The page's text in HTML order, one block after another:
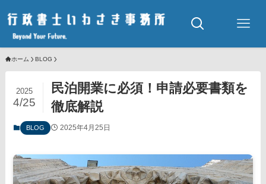
ホーム BLOG
民泊開業に必須！申請必要書類を
徹底解説
2025
4/25
BLOG 2025年4月25日